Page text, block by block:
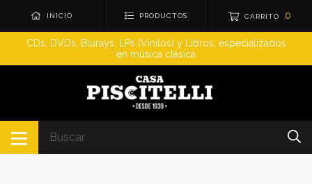
INICIO PRODUCTOS CARRITO 0
CDs, DVDs, Blurays, LPs (Vinilos) y Libros, especializados
en música clásica